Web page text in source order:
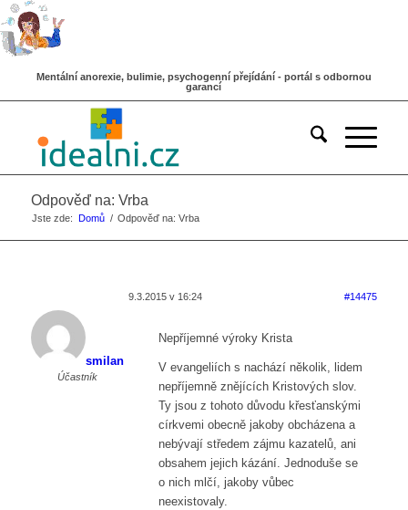
Mentální anorexie, bulimie, psychogenní přejídání - portál s odbornou
garancí
Odpověď na: Vrba
Jste zde: Domů / Odpověď na: Vrba
9.3.2015 v 16:24 #14475
smilan
Účastník
Nepříjemné výroky Krista
V evangeliích s nachází několik, lidem
nepříjemně znějících Kristových slov.
Ty jsou z tohoto důvodu křesťanskými
církvemi obecně jakoby obcházena a
nebývají středem zájmu kazatelů, ani
obsahem jejich kázání. Jednoduše se
o nich mlčí, jakoby vůbec
neexistovaly.